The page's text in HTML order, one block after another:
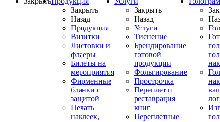
Закрыть
Назад
Продукция
Визитки
Листовки и
флаеры
Билеты на
мероприятия
Фирменные
бланки с
защитой
Печать
наклеек,
Закрыть
Назад
Услуги
Тиснение
Брендирование
готовой
продукции
Фольгирование
Прострочка
Переплет и
реставрация
книг
Переплетные